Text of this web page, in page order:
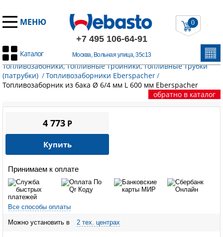
МЕНЮ
+7 495 106-64-91
Москва, Вольная улица, 35с13
Каталог
0
Главная /Запчасти Эберспехер/ Топливный контур.
Топливозабоники, топливные тройники, топливные трубки
(патрубки) /Топливозаборники Eberspacher/
Топливозаборник из бака Ø 6/4 мм L 600 мм Eberspacher
обратно в каталог
Принимаем к оплате
Все способы оплаты
Можно установить в 2 тех. центрах
4 773P
Купить